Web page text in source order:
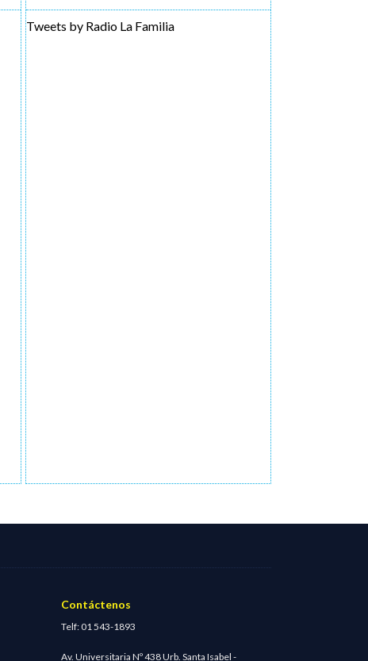
Tweets by Radio La Familia
Contáctenos
Telf: 01 543-1893
Av. Universitaria Nº 438 Urb. Santa Isabel -